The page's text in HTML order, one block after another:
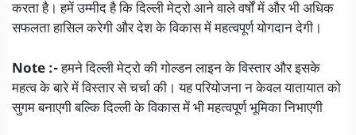
करता है। हमें उम्मीद है कि दिल्ली मेट्रो आने वाले वर्षों में और भी अधिक
सफलता हासिल करेगी और देश के विकास में महत्वपूर्ण योगदान देगी।
Note :-हमने दिल्ली मेट्रो की गोल्डन लाइन के विस्तार और इसके
महत्व के बारे में विस्तार से चर्चा की। यह परियोजना न केवल यातायात को
सुगम बनाएगी बल्कि दिल्ली के विकास में भी महत्वपूर्ण भूमिका निभाएगी